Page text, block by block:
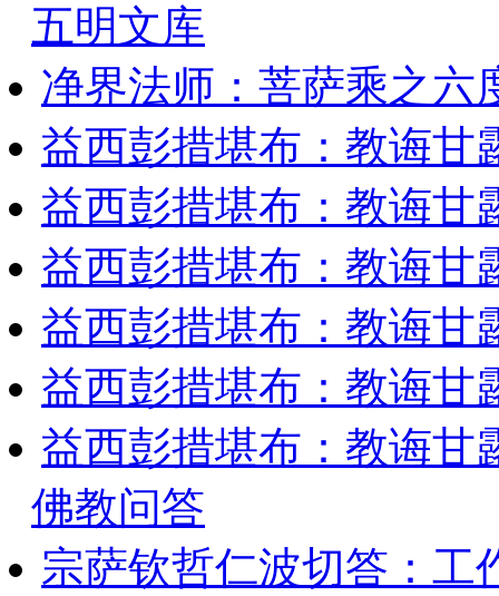
五明文库
净界法师：菩萨乘之
益西彭措堪布：教诲甘
益西彭措堪布：教诲甘
益西彭措堪布：教诲甘
益西彭措堪布：教诲甘
益西彭措堪布：教诲甘
益西彭措堪布：教诲甘
佛教问答
宗萨钦哲仁波切答：工